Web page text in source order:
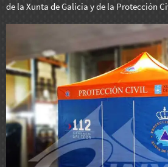
de la Xunta de Galicia y de la Protección